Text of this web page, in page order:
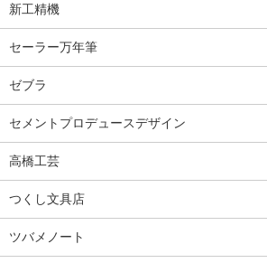
新工精機
セーラー万年筆
ゼブラ
セメントプロデュースデザイン
高橋工芸
つくし文具店
ツバメノート